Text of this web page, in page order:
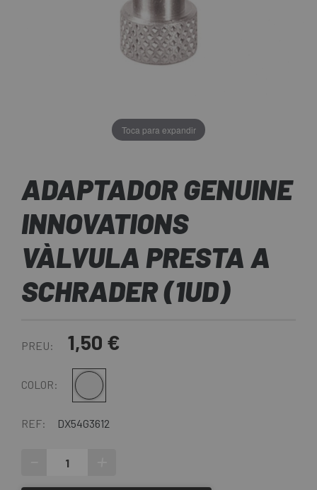
Toca para expandir
ADAPTADOR GENUINE
INNOVATIONS
VÀLVULA PRESTA A
SCHRADER (1UD)
PREU: 1,50 €
COLOR: Plata
REF: DX54G3612